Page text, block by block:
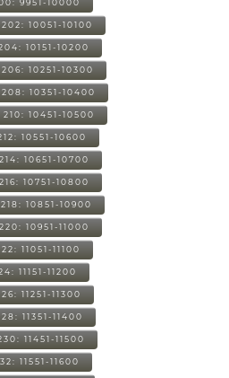
9951-10000
202: 10051-10100
10151-10200
206: 10251-10300
208: 10351-10400
210: 10451-10500
10551-10600
214: 10651-10700
216: 10751-10800
218: 10851-10900
220: 10951-11000
11051-11100
11151-11200
11251-11300
11351-11400
11451-11500
11551-11600